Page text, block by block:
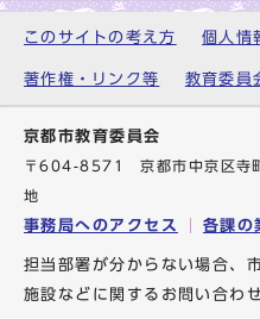
このサイトの考え方 個人情
著作権・リンク等 教育委員
京都市教育委員会
〒604-8571 京都市中京区寺
地
事務局へのアクセス 各課の
担当部署が分からない場合、
施設などに関するお問い合わ